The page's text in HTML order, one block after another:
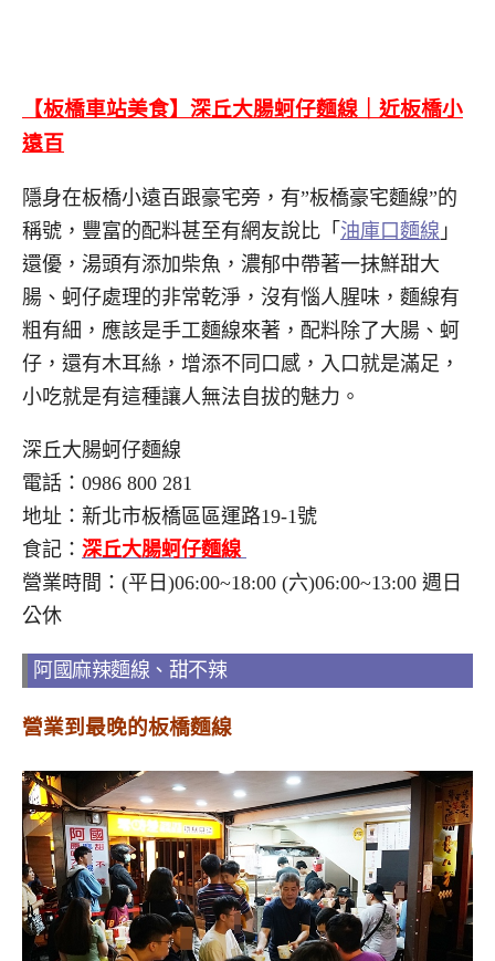
【板橋車站美食】深丘大腸蚵仔麵線｜近板橋小
遠百
隱身在板橋小遠百跟豪宅旁，有”板橋豪宅麵線”的
稱號，豐富的配料甚至有網友說比「 油庫口麵線 」
還優，湯頭有添加柴魚，濃郁中帶著一抹鮮甜大
腸、蚵仔處理的非常乾淨，沒有惱人腥味，麵線有
粗有細，應該是手工麵線來著，配料除了大腸、蚵
仔，還有木耳絲，增添不同口感，入口就是滿足，
小吃就是有這種讓人無法自拔的魅力。
深丘大腸蚵仔麵線
電話：0986 800 281
地址：新北市板橋區區運路19-1號
食記： 深丘大腸蚵仔麵線
營業時間：(平日)06:00~18:00 (六)06:00~13:00 週日
公休
阿國麻辣麵線、甜不辣
營業到最晚的板橋麵線